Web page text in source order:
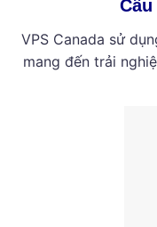
VPS Canada sử
mang đến trải